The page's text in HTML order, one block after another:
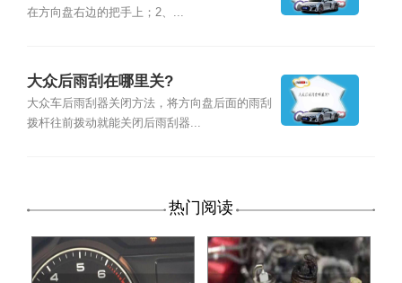
在方向盘右边的把手上；2、...
大众后雨刮在哪里关?
大众车后雨刮器关闭方法，将方向盘后面的雨刮
拨杆往前拨动就能关闭后雨刮器...
热门阅读